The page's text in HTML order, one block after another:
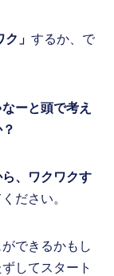
ク」するか、で
ーと頭で考え
、ワクワクす
ださい。
できるかもし
してスタート